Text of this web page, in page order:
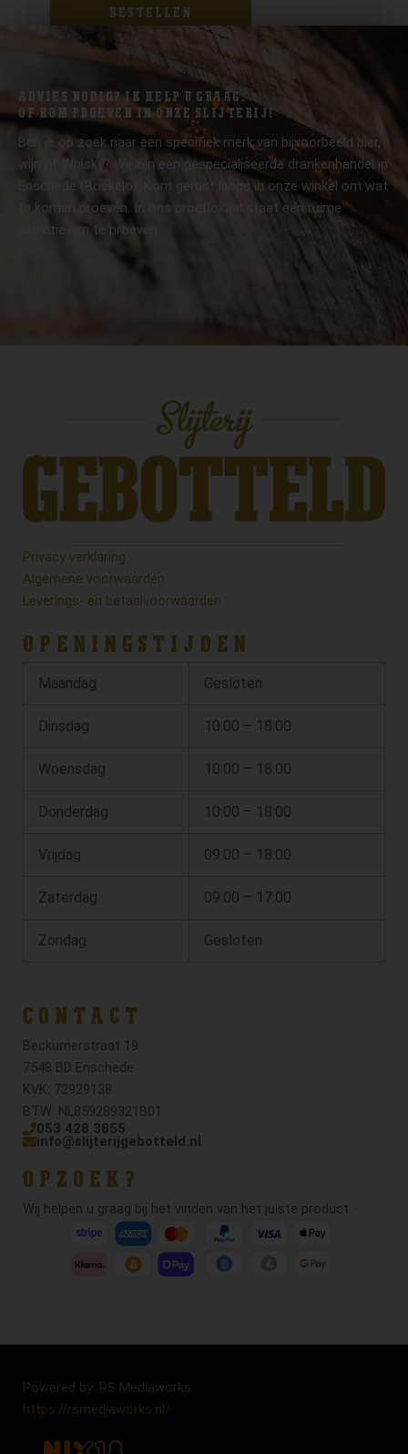
BESTELLEN
ADVIES NODIG? IK HELP U GRAAG.
OF KOM PROEVEN IN ONZE SLIJTERIJ!
Ben je op zoek naar een specifiek merk van bijvoorbeeld bier,
wijn of Whisky? Wij zijn een gespecialiseerde drankenhandel in
Enschede (Boekelo). Kom gerust langs in onze winkel om wat
te komen proeven. In ons proeflokaal staat een ruime
selectie om te proeven.
Privacy verklaring
Algemene voorwaarden
Leverings- en betaalvoorwaarden
OPENINGSTIJDEN
Maandag Gesloten
Dinsdag 10:00 – 18:00
Woensdag 10:00 – 18:00
Donderdag 10:00 – 18:00
Vrijdag 09:00 – 18:00
Zaterdag 09:00 – 17:00
Zondag Gesloten
CONTACT
Beckumerstraat 19
7548 BD Enschede
KVK: 72929138
BTW: NL859289321B01
053 428 3855
info@slijterijgebotteld.nl
OPZOEK?
Wij helpen u graag bij het vinden van het juiste product.
Powered by: RS Mediaworks
https://rsmediaworks.nl/